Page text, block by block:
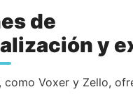
de
y
como Voxer y Zello,